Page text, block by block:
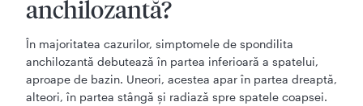
anchilozantă?
În majoritatea cazurilor, simptomele de spondilita
anchilozantă debutează în partea inferioară a spatelui,
aproape de bazin. Uneori, acestea apar în partea dreaptă,
alteori, în partea stângă și radiază spre spatele coapsei.